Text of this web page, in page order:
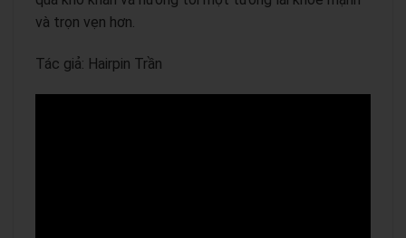
và trọn vẹn hơn.
Tác giả: Hairpin Trần